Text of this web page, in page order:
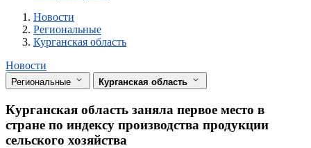
Новости
Разделы
Новости
Региональные
Курганская область
Новости
Региональные Курганская область
Курганская область заняла первое место в
стране по индексу производства продукции
сельского хозяйства